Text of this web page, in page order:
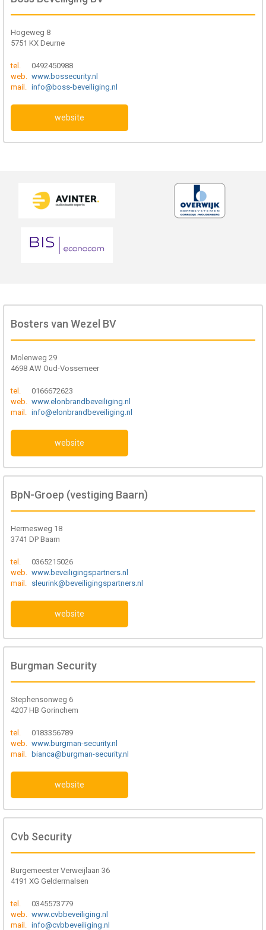
Hogeweg 8
5751 KX Deurne
tel.
0492450988
web.
www.bossecurity.nl
mail.
info@boss-beveiliging.nl
website
Bosters van Wezel BV
Molenweg 29
4698 AW Oud-Vossemeer
tel.
0166672623
web.
www.elonbrandbeveiliging.nl
mail.
info@elonbrandbeveiliging.nl
website
BpN-Groep (vestiging Baarn)
Hermesweg 18
3741 DP Baarn
tel.
0365215026
web.
www.beveiligingspartners.nl
mail.
sleurink@beveiligingspartners.nl
website
Burgman Security
Stephensonweg 6
4207 HB Gorinchem
tel.
0183356789
web.
www.burgman-security.nl
mail.
bianca@burgman-security.nl
website
Cvb Security
Burgemeester Verweijlaan 36
4191 XG Geldermalsen
tel.
0345573779
web.
www.cvbbeveiliging.nl
mail.
info@cvbbeveiliging.nl